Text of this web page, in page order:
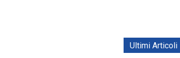
Ultimi Articoli